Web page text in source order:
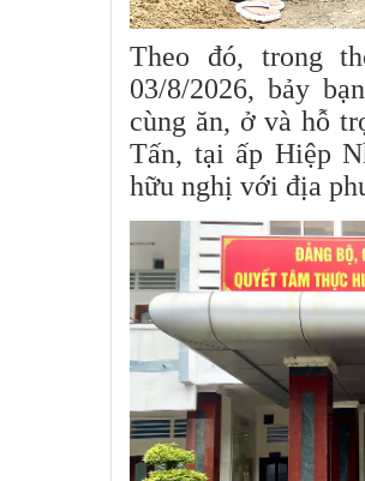
Theo đó, trong
03/8/2026, bảy
cùng ăn, ở và hỗ
Tấn, tại ấp Hiệp
hữu nghị với địa